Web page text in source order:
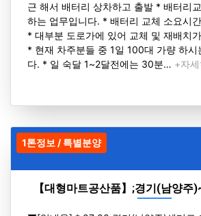
근 해서 배터리 상차하고 출발 * 배터리
하는 업무입니다. * 배터리 교체 소요시
* 대부분 도로가에 있어 교체 및 재배치
* 현재 차주분들 중 1일 100대 가량 하시
다. * 일 숙달 1~2달전에는 30분… +자
1톤정보 / 특별분양
【대형마트공산품】;경기(남양주